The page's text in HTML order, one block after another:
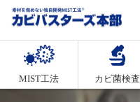
MIST工法 カビ菌検査